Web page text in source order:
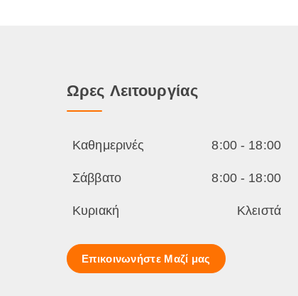
Ωρες Λειτουργίας
Καθημερινές 8:00 - 18:00
Σάββατο 8:00 - 18:00
Κυριακή Κλειστά
Επικοινωνήστε Μαζί μας